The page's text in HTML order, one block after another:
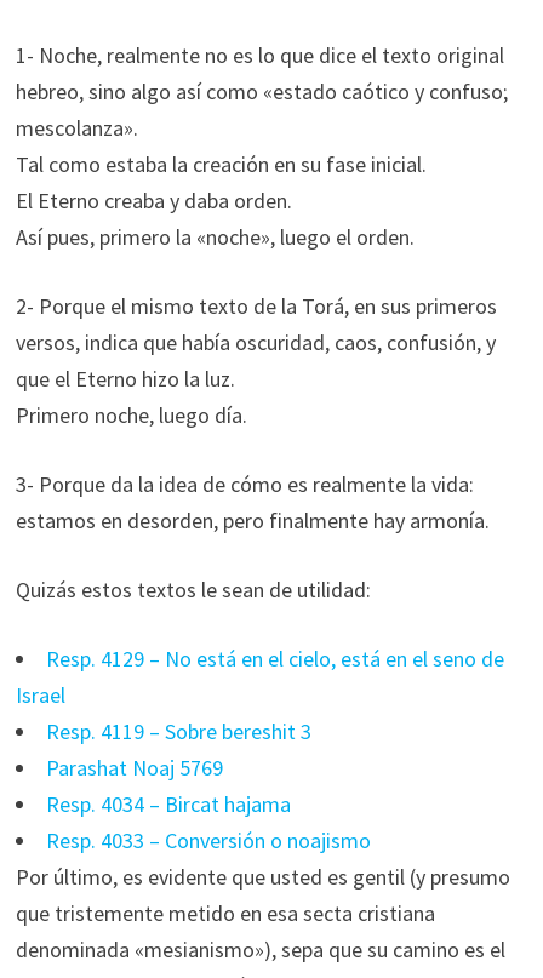
1- Noche, realmente no es lo que dice el texto original
hebreo, sino algo así como «estado caótico y confuso;
mescolanza».
Tal como estaba la creación en su fase inicial.
El Eterno creaba y daba orden.
Así pues, primero la «noche», luego el orden.
2- Porque el mismo texto de la Torá, en sus primeros
versos, indica que había oscuridad, caos, confusión, y
que el Eterno hizo la luz.
Primero noche, luego día.
3- Porque da la idea de cómo es realmente la vida:
estamos en desorden, pero finalmente hay armonía.
Quizás estos textos le sean de utilidad:
Resp. 4129 – No está en el cielo, está en el seno de
Israel
Resp. 4119 – Sobre bereshit 3
Parashat Noaj 5769
Resp. 4034 – Bircat hajama
Resp. 4033 – Conversión o noajismo
Por último, es evidente que usted es gentil (y presumo
que tristemente metido en esa secta cristiana
denominada «mesianismo»), sepa que su camino es el